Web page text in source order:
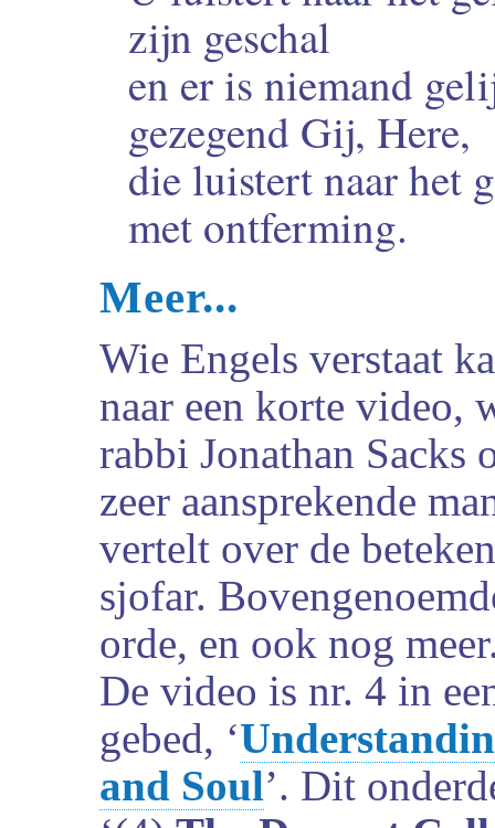
zijn geschal
en er is niemand
gezegend Gij, Here,
die luistert naar het
met ontferming.
Meer...
Wie Engels verstaat
naar een korte video,
rabbi Jonathan Sacks
zeer aansprekende
vertelt over de
sjofar.
orde, en ook nog
De video is nr. 4 in
gebed, ‘
and Soul’. Dit